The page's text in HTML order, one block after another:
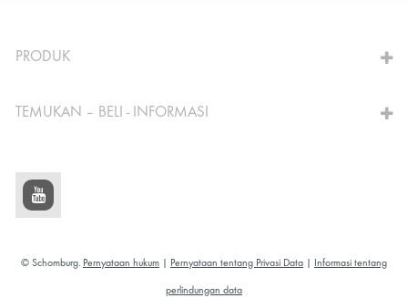
PRODUK
TEMUKAN – BELI - INFORMASI
© Schomburg. Pernyataan hukum Pernyataan tentang Privasi Data Informasi tentang
perlindungan data